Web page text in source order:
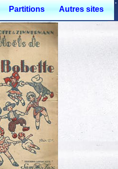
Partitions Autres sites